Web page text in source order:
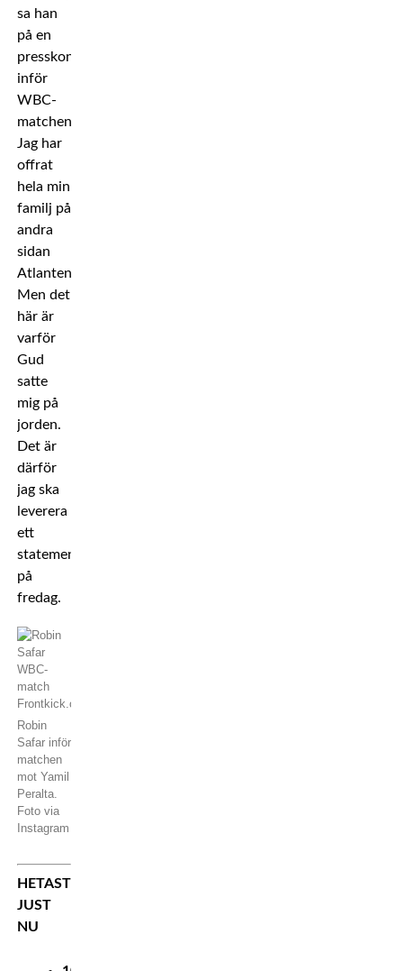
sa han
på en
presskonferens
inför
WBC-
matchen.
Jag har
offrat
hela min
familj på
andra
sidan
Atlanten.
Men det
här är
varför
Gud
satte
mig på
jorden.
Det är
därför
jag ska
leverera
ett
statement
på
fredag.
Robin
Safar inför
matchen
mot Yamil
Peralta.
Foto via
Instagram
HETAST
JUST
NU